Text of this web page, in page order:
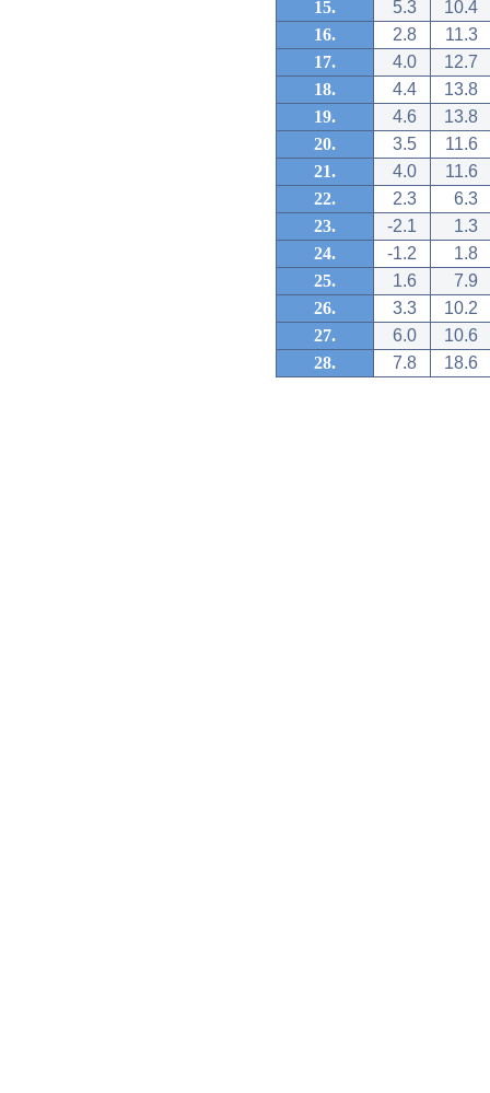
15.
5.3
10.4
16.
2.8
11.3
17.
4.0
12.7
18.
4.4
13.8
19.
4.6
13.8
20.
3.5
11.6
21.
4.0
11.6
22.
2.3
6.3
23.
-2.1
1.3
24.
-1.2
1.8
25.
1.6
7.9
26.
3.3
10.2
27.
6.0
10.6
28.
7.8 18.6